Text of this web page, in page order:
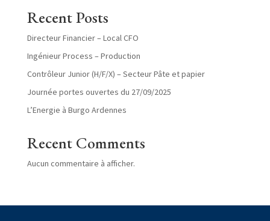
Recent Posts
Directeur Financier – Local CFO
Ingénieur Process – Production
Contrôleur Junior (H/F/X) – Secteur Pâte et papier
Journée portes ouvertes du 27/09/2025
L’Energie à Burgo Ardennes
Recent Comments
Aucun commentaire à afficher.